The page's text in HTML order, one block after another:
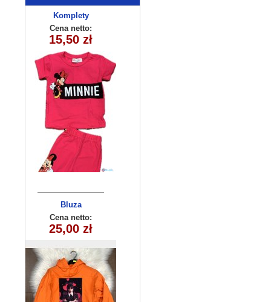
Komplety
dziecięce
(5-8) 4szt
Cena netto:
15,50 zł
Bluza
dziecięca
(6-16) 6szt
Cena netto:
25,00 zł